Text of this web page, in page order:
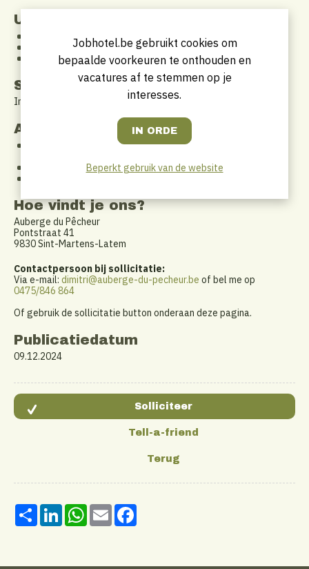
Uurrooster
Geen service coupé wat een pluspunt is
Flexibel ifv. de planning
5 dagen week met variabel uurrooster
Startdatum
In overleg te bespreken doch liefst per direct.
Aanbod
Een uitdagende en dynamische werkomgeving ondersteund
Competitief salaris
Hoe vindt je ons?
Auberge du Pêcheur
Pontstraat 41
9830 Sint-Martens-Latem
Contactpersoon bij sollicitatie:
Via e-mail: dimitri@auberge-du-pecheur.be of bel me op
0475/846 864
Of gebruik de sollicitatie button onderaan deze pagina.
Publicatiedatum
09.12.2024
Share LinkedInWhatsApp
Email
Jobhotel.be gebruikt cookies om
bepaalde voorkeuren te onthouden en
vacatures af te stemmen op je
interesses.
Beperkt gebruik van de website